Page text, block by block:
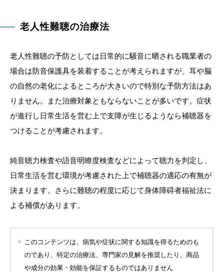
老人性難聴の治療法
老人性難聴の予防としては日常的に騒音に晒される職業者の
場合は防音保護具を装着することが考えられますが、耳や脳
の自然の老化によるところが大きいので特別な予防方法はあ
りません。また治療対象ともならないことが多いです。症状
が進行し日常生活を営む上で支障が生じるようなら補聴器を
つけることが考慮されます。
純音聴力検査や語音明瞭度検査などによって聴力を判定し、
日常生活を営む環境が考慮された上で補聴器の適応の有無が
決まります。さらに難聴の程度に応じて身体障碍者福祉法に
よる補償があります。
このコンテンツは、病気や症状に関する知識を得るためのも
のであり、特定の治療法、専門家の見解を推奨したり、商品
や成分の効果・効能を保証するものではありません